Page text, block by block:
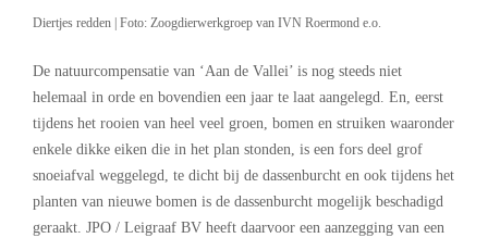
Diertjes redden | Foto: Zoogdierwerkgroep van IVN Roermond e.o.
De natuurcompensatie van ‘Aan de Vallei’ is nog steeds niet
helemaal in orde en bovendien een jaar te laat aangelegd. En, eerst
tijdens het rooien van heel veel groen, bomen en struiken waaronder
enkele dikke eiken die in het plan stonden, is een fors deel grof
snoeiafval weggelegd, te dicht bij de dassenburcht en ook tijdens het
planten van nieuwe bomen is de dassenburcht mogelijk beschadigd
geraakt. JPO / Leigraaf BV heeft daarvoor een aanzegging van een